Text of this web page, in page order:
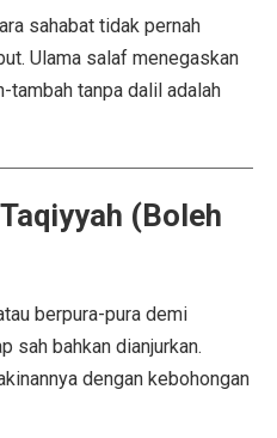
Ulama salaf menegaskan
tambah tanpa dalil adalah
(Boleh
berpura-pura demi
sah bahkan dianjurkan.
dengan kebohongan